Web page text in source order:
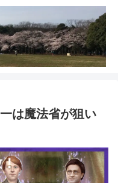
は魔法省が狙い